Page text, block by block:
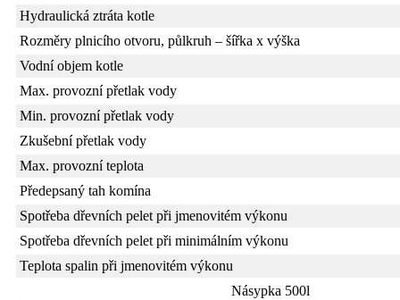
Hydraulická ztráta kotle
Rozměry plnicího otvoru, půlkruh – šířka x výška
Vodní objem kotle
Max. provozní přetlak vody
Min. provozní přetlak vody
Zkušební přetlak vody
Max. provozní teplota
Předepsaný tah komína
Spotřeba dřevních pelet při jmenovitém výkonu
Spotřeba dřevních pelet při minimálním výkonu
Teplota spalin při jmenovitém výkonu
Násypka 500l